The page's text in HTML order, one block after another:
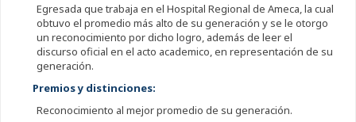
Egresada que trabaja en el Hospital Regional de Ameca, la cual
obtuvo el promedio más alto de su generación y se le otorgo
un reconocimiento por dicho logro, además de leer el
discurso oficial en el acto academico, en representación de su
generación.
Premios y distinciones:
Reconocimiento al mejor promedio de su generación.